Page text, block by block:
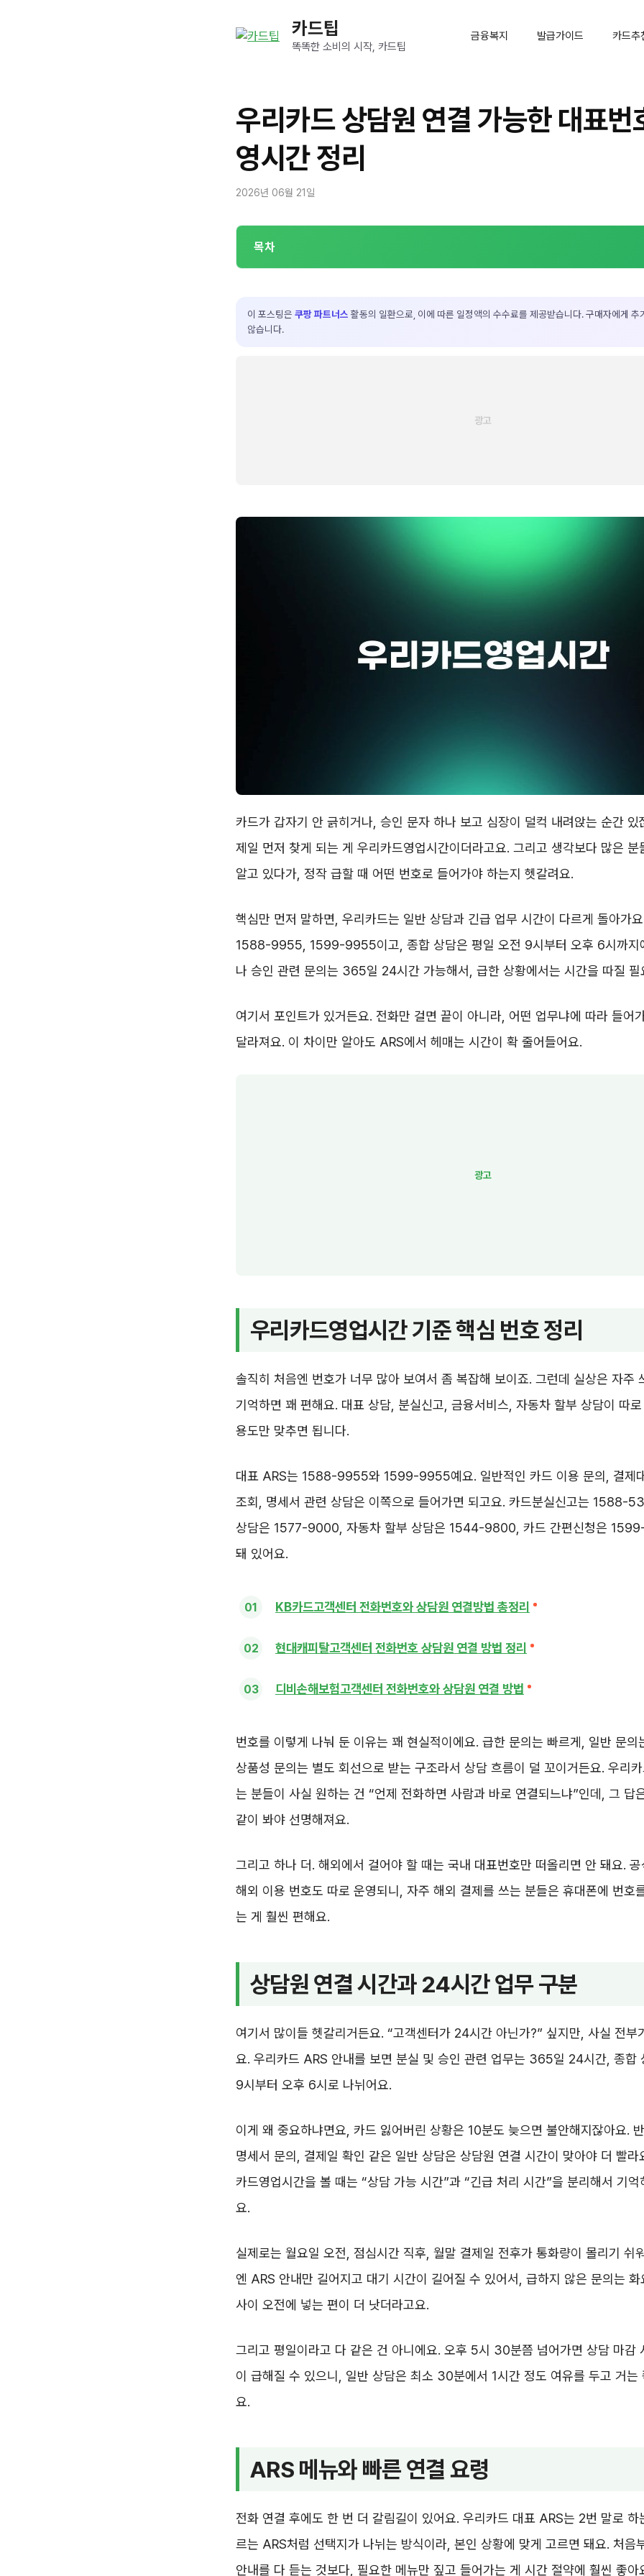
카드팁
똑똑한 소비의 시작, 카드팁
금융복지 발급가이드 카드추
우리카드 상담원 연결 가능한 대표번
영시간 정리
2026년 06월 21일
목차
이 포스팅은 쿠팡 파트너스 활동의 일환으로, 이에 따른 일정액의 수수료를 제공받습니다. 구매자에게 추
않습니다.
카드가 갑자기 안 긁히거나, 승인 문자 하나 보고 심장이 덜컥 내려앉는 순간 있
제일 먼저 찾게 되는 게 우리카드영업시간이더라고요. 그리고 생각보다 많은 분
알고 있다가, 정작 급할 때 어떤 번호로 들어가야 하는지 헷갈려요.
핵심만 먼저 말하면, 우리카드는 일반 상담과 긴급 업무 시간이 다르게 돌아가
1588-9955, 1599-9955이고, 종합 상담은 평일 오전 9시부터 오후 6시까지
나 승인 관련 문의는 365일 24시간 가능해서, 급한 상황에서는 시간을 따질 필
여기서 포인트가 있거든요. 전화만 걸면 끝이 아니라, 어떤 업무냐에 따라 들어
달라져요. 이 차이만 알아도 ARS에서 헤매는 시간이 확 줄어들어요.
우리카드영업시간 기준 핵심 번호 정리
솔직히 처음엔 번호가 너무 많아 보여서 좀 복잡해 보이죠. 그런데 실상은 자주
기억하면 꽤 편해요. 대표 상담, 분실신고, 금융서비스, 자동차 할부 상담이 따
용도만 맞추면 됩니다.
대표 ARS는 1588-9955와 1599-9955예요. 일반적인 카드 이용 문의, 결제
조회, 명세서 관련 상담은 이쪽으로 들어가면 되고요. 카드분실신고는 1588-
상담은 1577-9000, 자동차 할부 상담은 1544-9800, 카드 간편신청은
돼 있어요.
KB카드고객센터 전화번호와 상담원 연결방법 총정리
현대캐피탈고객센터 전화번호 상담원 연결 방법 정리
디비손해보험고객센터 전화번호와 상담원 연결 방법
번호를 이렇게 나눠 둔 이유는 꽤 현실적이에요. 급한 문의는 빠르게, 일반 문의
상품성 문의는 별도 회선으로 받는 구조라서 상담 흐름이 덜 꼬이거든요. 우리
는 분들이 사실 원하는 건 “언제 전화하면 사람과 바로 연결되느냐”인데, 그 답
같이 봐야 선명해져요.
그리고 하나 더. 해외에서 걸어야 할 때는 국내 대표번호만 떠올리면 안 돼요.
해외 이용 번호도 따로 운영되니, 자주 해외 결제를 쓰는 분들은 휴대폰에 번호
는 게 훨씬 편해요.
상담원 연결 시간과 24시간 업무 구분
여기서 많이들 헷갈리거든요. “고객센터가 24시간 아닌가?” 싶지만, 사실 전부
요. 우리카드 ARS 안내를 보면 분실 및 승인 관련 업무는 365일 24시간, 종합
9시부터 오후 6시로 나뉘어요.
이게 왜 중요하냐면요, 카드 잃어버린 상황은 10분도 늦으면 불안해지잖아요.
명세서 문의, 결제일 확인 같은 일반 상담은 상담원 연결 시간이 맞아야 더 빨라
카드영업시간을 볼 때는 “상담 가능 시간”과 “긴급 처리 시간”을 분리해서 기억
요.
실제로는 월요일 오전, 점심시간 직후, 월말 결제일 전후가 통화량이 몰리기 쉬
엔 ARS 안내만 길어지고 대기 시간이 길어질 수 있어서, 급하지 않은 문의는 화
사이 오전에 넣는 편이 더 낫더라고요.
그리고 평일이라고 다 같은 건 아니에요. 오후 5시 30분쯤 넘어가면 상담 마감
이 급해질 수 있으니, 일반 상담은 최소 30분에서 1시간 정도 여유를 두고 거는
요.
ARS 메뉴와 빠른 연결 요령
전화 연결 후에도 한 번 더 갈림길이 있어요. 우리카드 대표 ARS는 2번 말로
르는 ARS처럼 선택지가 나뉘는 방식이라, 본인 상황에 맞게 고르면 돼요. 처음
안내를 다 듣는 것보다, 필요한 메뉴만 짚고 들어가는 게 시간 절약에 훨씬 좋아